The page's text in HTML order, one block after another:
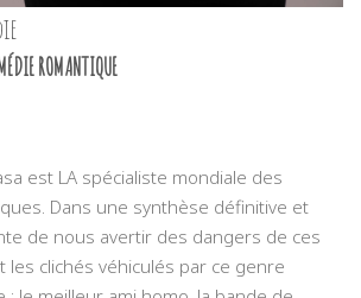
ROMANTIQUE
est LA spécialiste mondiale des
Dans une synthèse définitive et
de nous avertir des dangers de ces
les clichés véhiculés par ce genre